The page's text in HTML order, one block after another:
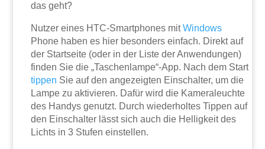
das geht?
Nutzer eines HTC-Smartphones mitWindows
Phone haben es hier besonders einfach. Direkt auf
der Startseite (oder in der Liste der Anwendungen)
finden Sie die „Taschenlampe“-App. Nach dem Start
tippen Sie auf den angezeigten Einschalter, um die
Lampe zu aktivieren. Dafür wird die Kameraleuchte
des Handys genutzt. Durch wiederholtes Tippen auf
den Einschalter lässt sich auch die Helligkeit des
Lichts in 3 Stufen einstellen.